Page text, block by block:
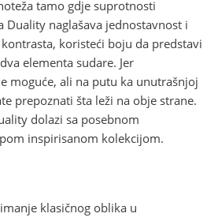
tamo gdje suprotnosti
Duality naglašava jednostavnost i
koristeći boju da predstavi
elementa sudare. Jer
moguće, ali na putu ka unutrašnjoj
prepoznati šta leži na obje strane.
dolazi sa posebnom
inspirisanom kolekcijom.
klasičnog oblika u